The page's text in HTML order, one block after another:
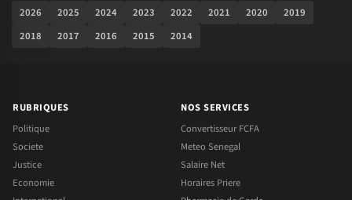
2026 2025 2024 2023 2022 2021 2020
2019
2018
2017 2016 2015 2014
RUBRIQUES
Politique
Societe
Justice
Economie
NOS SERVICES
Convertisseur FCFA
Meteo Senegal
Salaire Net
Horaires Priere